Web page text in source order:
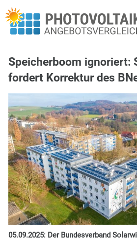
Speicherboom ignoriert:
fordert Korrektur des
05.09.2025: Der Bundesverband